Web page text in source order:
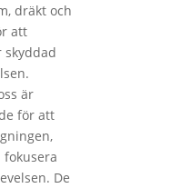
dräkt och
att
skyddad
är
för att
De